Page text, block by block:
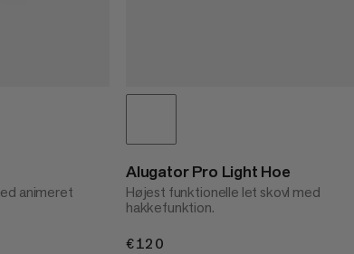
animeret
Alugator Pro Light Hoe
Højest funktionelle let skovl med
hakkefunktion.
€120